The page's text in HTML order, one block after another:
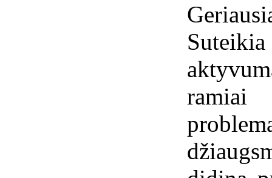
ramiai